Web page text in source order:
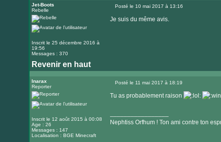
le
internet
Jet-Boots
Rebelle
Inscrit le 25 décembre 2016 à
19:56
Messages : 370
Posté le 10 mai 2017 à 13:16
Je suis du même avis.
Revenir en haut
Inarax
Reporter
Inscrit le 12 août 2015 à 00:08
Age : 26
Messages : 147
Localisation : BGE Minecraft
Posté le 11 mai 2017 à 18:19
Tu as probablement raison
Nephtiss Orfhum ! Ton ami contre ton